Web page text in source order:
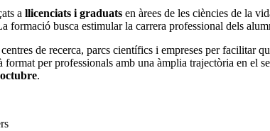
a llicenciats i graduats en àrees de les ciències de la
formació busca estimular la carrera professional dels
de recerca, parcs científics i empreses per facilitar
per professionals amb una àmplia trajectòria en el
.